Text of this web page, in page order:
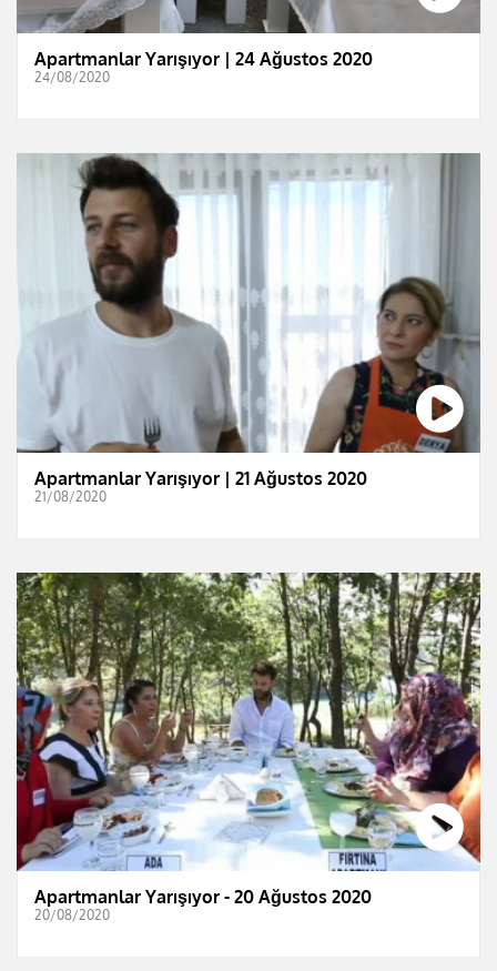
Apartmanlar Yarışıyor | 24 Ağustos 2020
24/08/2020
Apartmanlar Yarışıyor | 21 Ağustos 2020
21/08/2020
Apartmanlar Yarışıyor - 20 Ağustos 2020
20/08/2020